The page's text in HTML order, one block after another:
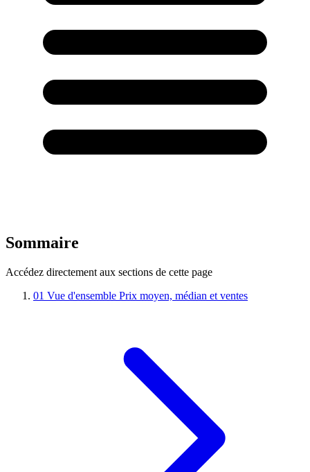
Sommaire
Accédez directement aux sections de cette page
01 Vue d'ensemble Prix moyen, médian et ventes